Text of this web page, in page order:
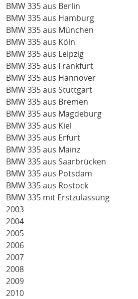
BMW 335 aus Berlin
BMW 335 aus Hamburg
BMW 335 aus München
BMW 335 aus Köln
BMW 335 aus Leipzig
BMW 335 aus Frankfurt
BMW 335 aus Hannover
BMW 335 aus Stuttgart
BMW 335 aus Bremen
BMW 335 aus Magdeburg
BMW 335 aus Kiel
BMW 335 aus Erfurt
BMW 335 aus Mainz
BMW 335 aus Saarbrücken
BMW 335 aus Potsdam
BMW 335 aus Rostock
BMW 335 mit Erstzulassung
2003
2004
2005
2006
2007
2008
2009
2010